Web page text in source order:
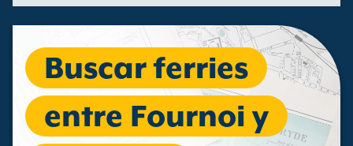
Buscar ferries
entre Fournoi y